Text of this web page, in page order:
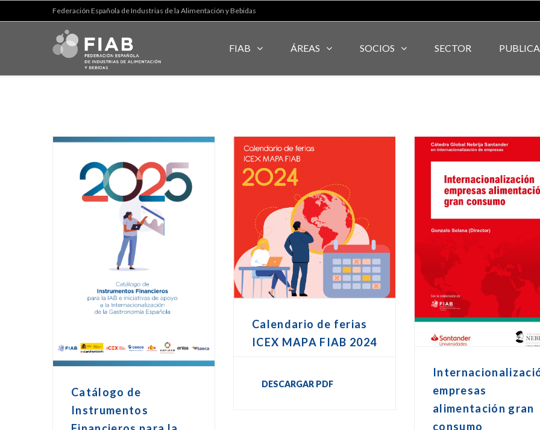
Federación Española de Industrias de la Alimentación y Bebidas
FIAB ÁREAS SOCIOS SECTOR
Catálogo de
Instrumentos
Calendario de ferias
ICEX MAPA FIAB 2024
DESCARGAR PDF
empresas
alimentación gran
consumo